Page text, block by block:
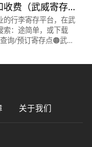
收费（武威寄存
的行李寄存平台，在武
索：途简单，或下载
询/预订寄存点🟠武威
关于我们